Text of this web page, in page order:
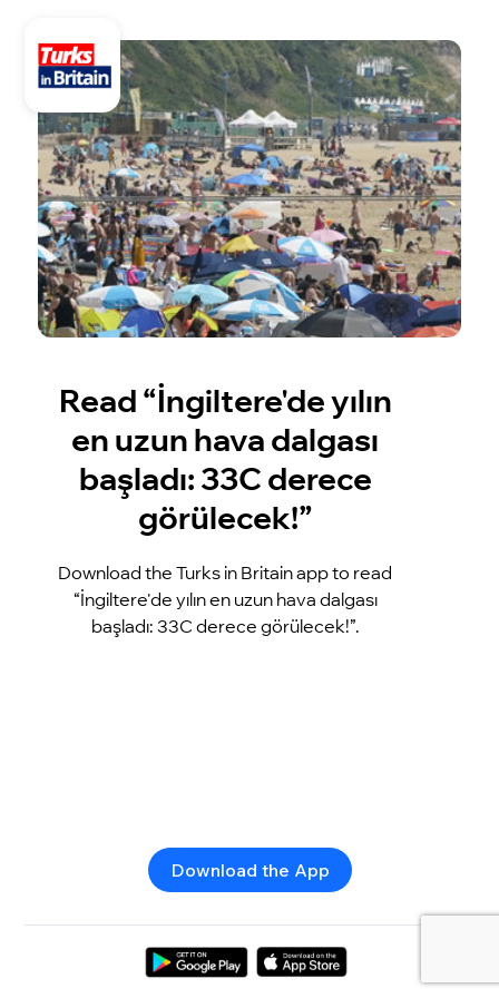
Read “İngiltere'de yılın
en uzun hava dalgası
başladı: 33C derece
görülecek!”
Download the Turks in Britain app to read
“İngiltere'de yılın en uzun hava dalgası
başladı: 33C derece görülecek!”.
Download the App